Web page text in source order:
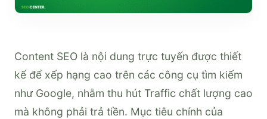
Content SEO là nội dung trực tuyến được thiết
kế để xếp hạng cao trên các công cụ tìm kiếm
như Google, nhằm thu hút Traffic chất lượng cao
mà không phải trả tiền. Mục tiêu chính của